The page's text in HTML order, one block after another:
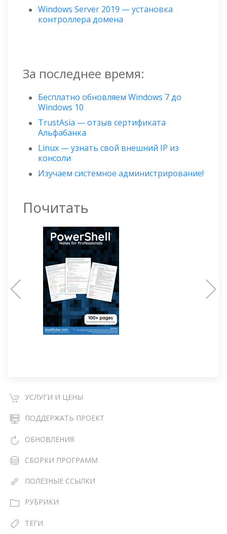
Windows Server 2019 — установка
контроллера домена
За последнее время:
Бесплатно обновляем Windows 7 до
Windows 10
TrustAsia — отзыв сертификата
Альфабанка
Linux — узнать свой внешний IP из
консоли
Изучаем системное администрирование!
Почитать
УСЛУГИ И ЦЕНЫ
ПОДДЕРЖАТЬ ПРОЕКТ
ОБНОВЛЕНИЯ
СБОРКИ ПРОГРАММ
ПОЛЕЗНЫЕ ССЫЛКИ
РУБРИКИ
ТЕГИ